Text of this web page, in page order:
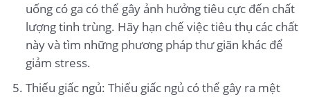
uống có ga có thể gây ảnh hưởng tiêu cực đến chất
lượng tinh trùng. Hãy hạn chế việc tiêu thụ các chất
này và tìm những phương pháp thư giãn khác để
giảm stress.
Thiếu giấc ngủ: Thiếu giấc ngủ có thể gây ra mệt